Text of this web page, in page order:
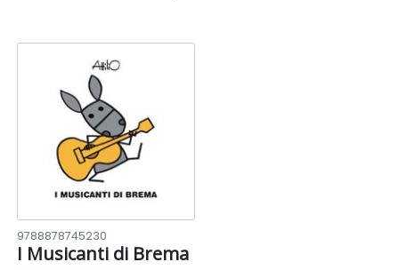
9788878745230
I Musicanti di Brema